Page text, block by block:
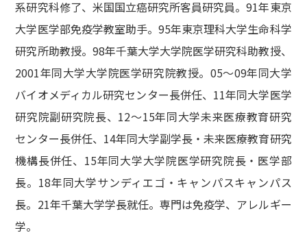
系研究科修了、米国国立癌研究所客員研究員。91年東京
大学医学部免疫学教室助手。95年東京理科大学生命科学
研究所助教授。98年千葉大学大学院医学研究科助教授、
2001年同大学大学院医学研究院教授。05～09年同大学
バイオメディカル研究センター長併任、11年同大学医学
研究院副研究院長、12～15年同大学未来医療教育研究
センター長併任、14年同大学副学長・未来医療教育研究
機構長併任、15年同大学大学院医学研究院長・医学部
長。18年同大学サンディエゴ・キャンパスキャンパス
長。21年千葉大学学長就任。専門は免疫学、アレルギー
学。